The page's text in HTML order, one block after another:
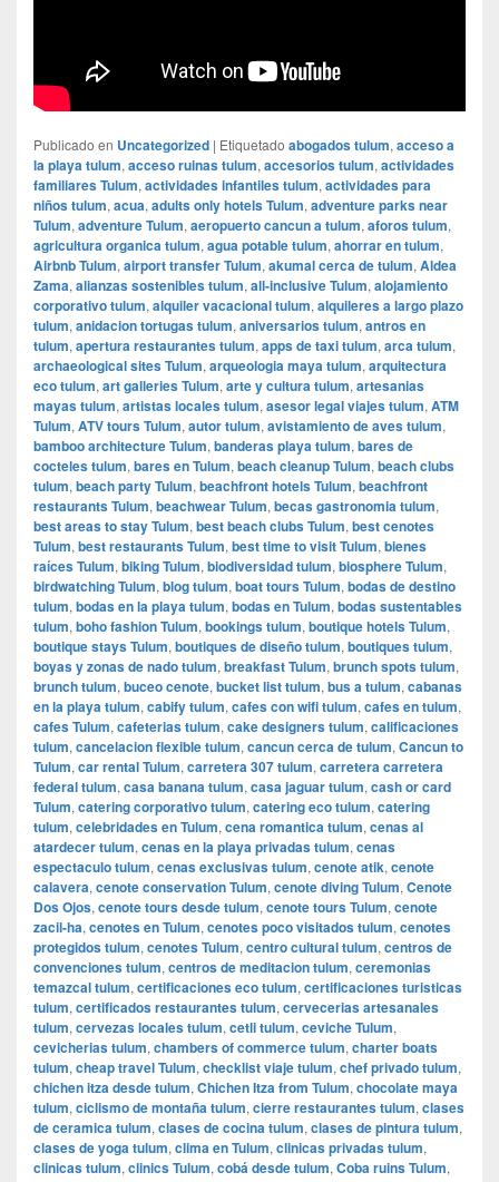
Publicado en Uncategorized | Etiquetado abogados tulum, acceso a
la playa tulum, acceso ruinas tulum, accesorios tulum, actividades
familiares Tulum, actividades infantiles tulum, actividades para
niños tulum, acua, adults only hotels Tulum, adventure parks near
Tulum, adventure Tulum, aeropuerto cancun a tulum, aforos tulum,
agricultura organica tulum, agua potable tulum, ahorrar en tulum,
Airbnb Tulum, airport transfer Tulum, akumal cerca de tulum, Aldea
Zama, alianzas sostenibles tulum, all-inclusive Tulum, alojamiento
corporativo tulum, alquiler vacacional tulum, alquileres a largo plazo
tulum, anidacion tortugas tulum, aniversarios tulum, antros en
tulum, apertura restaurantes tulum, apps de taxi tulum, arca tulum,
archaeological sites Tulum, arqueologia maya tulum, arquitectura
eco tulum, art galleries Tulum, arte y cultura tulum, artesanias
mayas tulum, artistas locales tulum, asesor legal viajes tulum, ATM
Tulum, ATV tours Tulum, autor tulum, avistamiento de aves tulum,
bamboo architecture Tulum, banderas playa tulum, bares de
cocteles tulum, bares en Tulum, beach cleanup Tulum, beach clubs
tulum, beach party Tulum, beachfront hotels Tulum, beachfront
restaurants Tulum, beachwear Tulum, becas gastronomia tulum,
best areas to stay Tulum, best beach clubs Tulum, best cenotes
Tulum, best restaurants Tulum, best time to visit Tulum, bienes
raíces Tulum, biking Tulum, biodiversidad tulum, biosphere Tulum,
birdwatching Tulum, blog tulum, boat tours Tulum, bodas de destino
tulum, bodas en la playa tulum, bodas en Tulum, bodas sustentables
tulum, boho fashion Tulum, bookings tulum, boutique hotels Tulum,
boutique stays Tulum, boutiques de diseño tulum, boutiques tulum,
boyas y zonas de nado tulum, breakfast Tulum, brunch spots tulum,
brunch tulum, buceo cenote, bucket list tulum, bus a tulum, cabanas
en la playa tulum, cabify tulum, cafes con wifi tulum, cafes en tulum,
cafes Tulum, cafeterias tulum, cake designers tulum, calificaciones
tulum, cancelacion flexible tulum, cancun cerca de tulum, Cancun to
Tulum, car rental Tulum, carretera 307 tulum, carretera carretera
federal tulum, casa banana tulum, casa jaguar tulum, cash or card
Tulum, catering corporativo tulum, catering eco tulum, catering
tulum, celebridades en Tulum, cena romantica tulum, cenas al
atardecer tulum, cenas en la playa privadas tulum, cenas
espectaculo tulum, cenas exclusivas tulum, cenote atik, cenote
calavera, cenote conservation Tulum, cenote diving Tulum, Cenote
Dos Ojos, cenote tours desde tulum, cenote tours Tulum, cenote
zacil-ha, cenotes en Tulum, cenotes poco visitados tulum, cenotes
protegidos tulum, cenotes Tulum, centro cultural tulum, centros de
convenciones tulum, centros de meditacion tulum, ceremonias
temazcal tulum, certificaciones eco tulum, certificaciones turisticas
tulum, certificados restaurantes tulum, cervecerias artesanales
tulum, cervezas locales tulum, cetli tulum, ceviche Tulum,
cevicherias tulum, chambers of commerce tulum, charter boats
tulum, cheap travel Tulum, checklist viaje tulum, chef privado tulum,
chichen itza desde tulum, Chichen Itza from Tulum, chocolate maya
tulum, ciclismo de montaña tulum, cierre restaurantes tulum, clases
de ceramica tulum, clases de cocina tulum, clases de pintura tulum,
clases de yoga tulum, clima en Tulum, clinicas privadas tulum,
clinicas tulum, clinics Tulum, cobá desde tulum, Coba ruins Tulum,